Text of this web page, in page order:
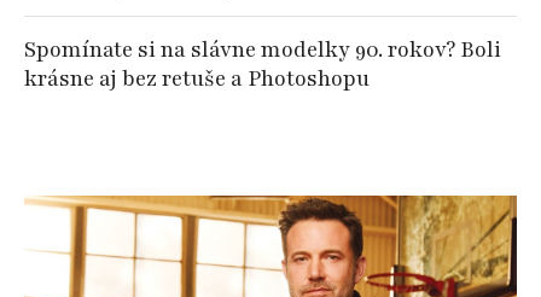
Spomínate si na slávne modelky 90. rokov? Boli
krásne aj bez retuše a Photoshopu